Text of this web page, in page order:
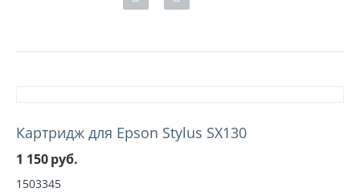
Картридж для Epson Stylus SX130
1 150руб.
1503345